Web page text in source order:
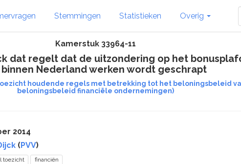
Stemmingen Statistieken Overig
Kamerstuk 33964-11
dat regelt dat de uitzondering op het
Nederland werken wordt geschrapt
houdende regels met betrekking tot het beloningsbeleid
beloningsbeleid financiële ondernemingen)
2014
(PVV)
toezicht financiën